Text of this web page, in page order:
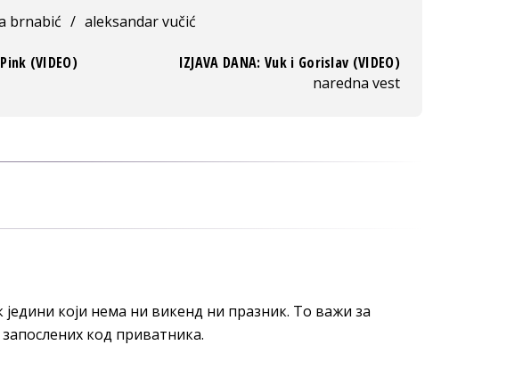
brnabić / aleksandar vučić
(VIDEO)
IZJAVA DANA: Vuk i Gorislav (VIDEO)
naredna vest
једини који нема ни викенд ни празник. То важи за
код приватника.